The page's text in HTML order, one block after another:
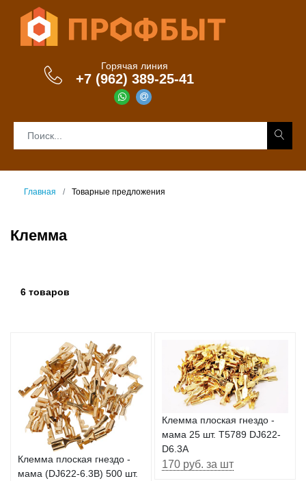
Горячая линия
+7 (962) 389-25-41
Главная Товарные предложения
Клемма
6 товаров
Клемма плоская гнездо -
мама (DJ622-6.3B) 500 шт.
Клемма плоская гнездо -
мама 25 шт. T5789 DJ622-
D6.3A
170 руб. за шт